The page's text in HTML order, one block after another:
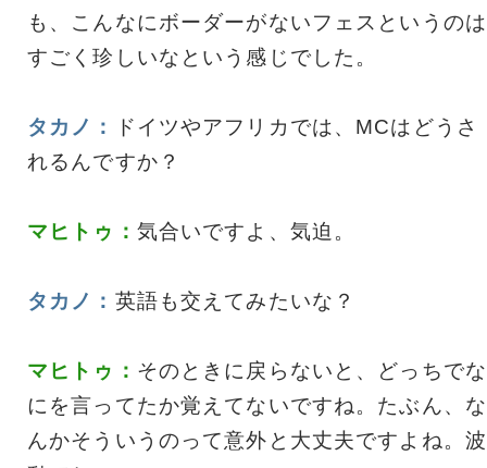
も、こんなにボーダーがないフェスというのは
すごく珍しいなという感じでした。
タカノ：
ドイツやアフリカでは、MCはどうさ
れるんですか？
マヒトゥ： 気合いですよ、気迫。
タカノ： 英語も交えてみたいな？
マヒトゥ： そのときに戻らないと、どっちでな
にを言ってたか覚えてないですね。たぶん、な
んかそういうのって意外と大丈夫ですよね。波